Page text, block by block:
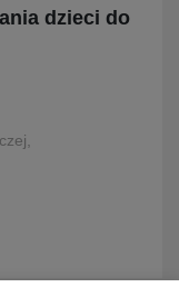
dzieci do